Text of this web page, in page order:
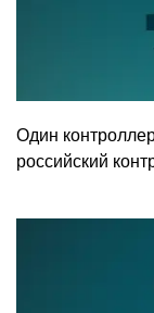
Один
российский